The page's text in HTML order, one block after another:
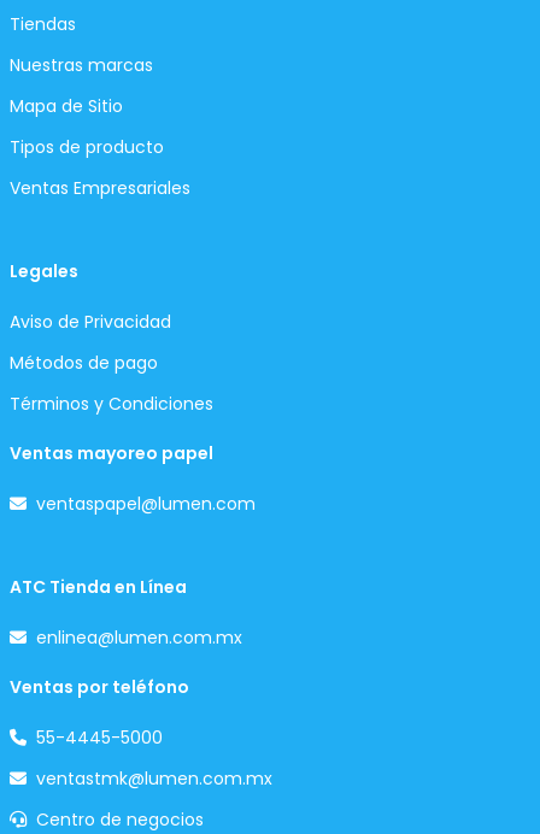
Tiendas
Nuestras marcas
Mapa de Sitio
Tipos de producto
Ventas Empresariales
Legales
Aviso de Privacidad
Métodos de pago
Términos y Condiciones
Ventas mayoreo papel
ventaspapel@lumen.com
ATC Tienda en Línea
enlinea@lumen.com.mx
Ventas por teléfono
55-4445-5000
ventastmk@lumen.com.mx
Centro de negocios